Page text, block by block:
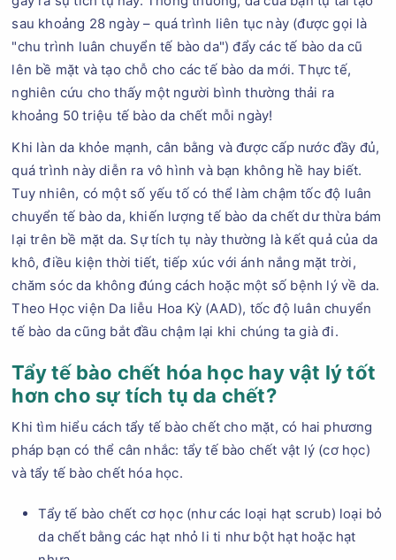
sau khoảng 28 ngày – quá trình liên tục này (được gọi là
"chu trình luân chuyển tế bào da") đẩy các tế bào da cũ
lên bề mặt và tạo chỗ cho các tế bào da mới. Thực tế,
nghiên cứu cho thấy một người bình thường thải ra
khoảng 50 triệu tế bào da chết mỗi ngày!
Khi làn da khỏe mạnh, cân bằng và được cấp nước đầy đủ,
quá trình này diễn ra vô hình và bạn không hề hay biết.
Tuy nhiên, có một số yếu tố có thể làm chậm tốc độ luân
chuyển tế bào da, khiến lượng tế bào da chết dư thừa bám
lại trên bề mặt da. Sự tích tụ này thường là kết quả của da
khô, điều kiện thời tiết, tiếp xúc với ánh nắng mặt trời,
chăm sóc da không đúng cách hoặc một số bệnh lý về da.
Theo Học viện Da liễu Hoa Kỳ (AAD), tốc độ luân chuyển
tế bào da cũng bắt đầu chậm lại khi chúng ta già đi.
Tẩy tế bào chết hóa học hay vật lý tốt
hơn cho sự tích tụ da chết?
Khi tìm hiểu cách tẩy tế bào chết cho mặt, có hai phương
pháp bạn có thể cân nhắc: tẩy tế bào chết vật lý (cơ học)
và tẩy tế bào chết hóa học.
Tẩy tế bào chết cơ học (như các loại hạt scrub) loại bỏ
da chết bằng các hạt nhỏ li ti như bột hạt hoặc hạt